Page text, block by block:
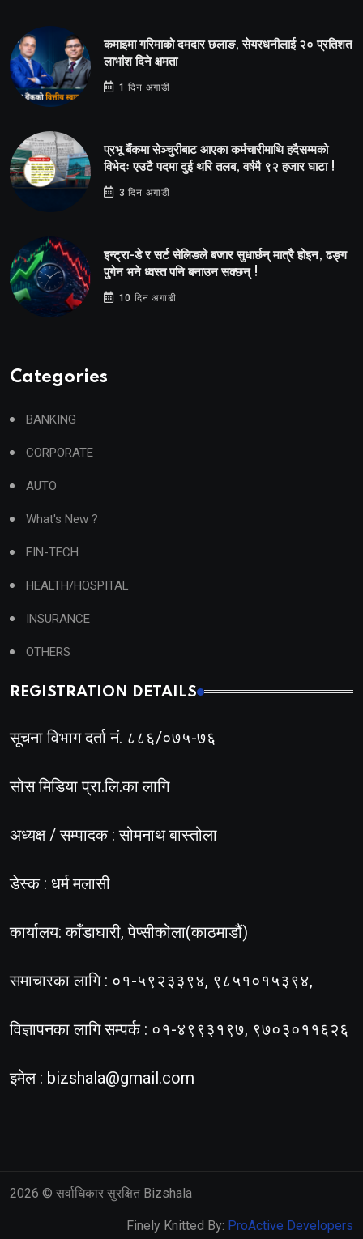
कमाइमा गरिमाको दमदार छलाङ, सेयरधनीलाई २० प्रतिशत
लाभांश दिने क्षमता
1 दिन अगाडी
प्रभू बैंकमा सेञ्चुरीबाट आएका कर्मचारीमाथि हदैसम्मको
विभेदः एउटै पदमा दुई थरि तलब, वर्षमै ९२ हजार घाटा !
3 दिन अगाडी
इन्ट्रा-डे र सर्ट सेलिङले बजार सुधार्छन् मात्रै होइन, ढङ्ग
पुगेन भने ध्वस्त पनि बनाउन सक्छन् !
10 दिन अगाडी
Categories
BANKING
CORPORATE
AUTO
What's New ?
FIN-TECH
HEALTH/HOSPITAL
INSURANCE
OTHERS
REGISTRATION DETAILS
सूचना विभाग दर्ता नं. ८८६/०७५-७६
सोस मिडिया प्रा.लि.का लागि
अध्यक्ष / सम्पादक : सोमनाथ बास्तोला
डेस्क : धर्म मलासी
कार्यालय: काँडाघारी, पेप्सीकोला(काठमाडौं)
समाचारका लागि : ०१-५९२३३९४, ९८५१०१५३९४,
विज्ञापनका लागि सम्पर्क : ०१-४९९३१९७, ९७०३०११६२६
इमेल : bizshala@gmail.com
2026 © सर्वाधिकार सुरक्षित Bizshala
Finely Knitted By: ProActive Developers